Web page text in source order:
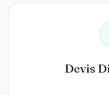
Devis